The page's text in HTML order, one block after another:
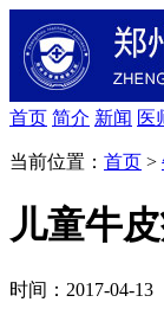
首页 简介 新闻 医
当前位置： 首页 >
儿童牛
时间：2017-04-